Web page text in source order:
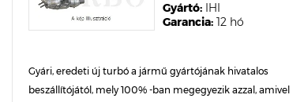
Garancia: 12 hó
Gyártó: IHI
Gyári, eredeti új turbó a jármű gyártójának hivatalos
beszállítójától, mely 100% -ban megegyezik azzal, amivel